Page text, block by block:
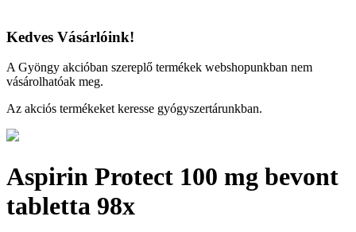
Kedves Vásárlóink!
A Gyöngy akcióban szereplő termékek webshopunkban nem
vásárolhatóak meg.
Az akciós termékeket keresse gyógyszertárunkban.
Aspirin Protect 100 mg bevont
tabletta 98x